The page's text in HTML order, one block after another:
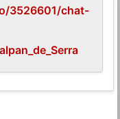
3526601/chat-